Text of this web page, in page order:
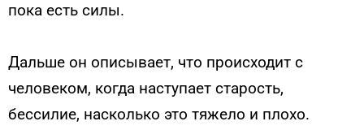
пока есть силы.
Дальше он описывает, что происходит с
человеком, когда наступает старость,
бессилие, насколько это тяжело и плохо.